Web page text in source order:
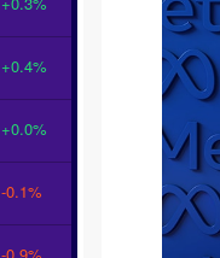
+0.4%
+0.0%
-0.1%